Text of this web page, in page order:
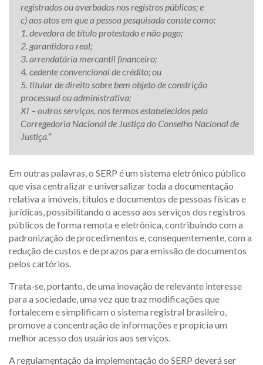
registrados ou averbados nos registros públicos; e
c) aos atos em que a pessoa pesquisada conste como:
1. devedora de título protestado e não pago;
2. garantidora real;
3. arrendatária mercantil financeiro;
4. cedente convencional de crédito; ou
5. titular de direito sobre bem objeto de constrição
processual ou administrativa;
XI – outros serviços, nos termos estabelecidos pela
Corregedoria Nacional de Justiça do Conselho Nacional de
Justiça.”
Em outras palavras, o SERP é um sistema eletrônico público
que visa centralizar e universalizar toda a documentação
relativa a imóveis, títulos e documentos de pessoas físicas e
jurídicas, possibilitando o acesso aos serviços dos registros
públicos de forma remota e eletrônica, contribuindo com a
padronização de procedimentos e, consequentemente, com a
redução de custos e de prazos para emissão de documentos
pelos cartórios.
Trata-se, portanto, de uma inovação de relevante interesse
para a sociedade, uma vez que traz modificações que
fortalecem e simplificam o sistema registral brasileiro,
promove a concentração de informações e propicia um
melhor acesso dos usuários aos serviços.
A regulamentação da implementação do SERP deverá ser